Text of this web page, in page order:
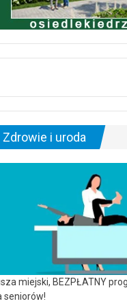
Zdrowie i uroda
miejski, BEZPŁATNY
seniorów!